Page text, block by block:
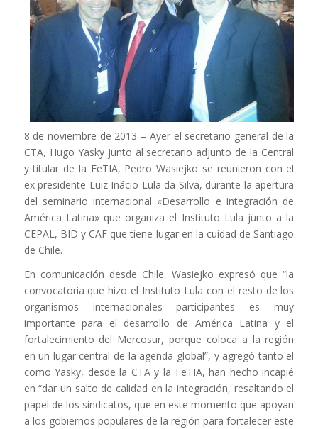
8 de noviembre de 2013 – Ayer el secretario general de la
CTA, Hugo Yasky junto al secretario adjunto de la Central
y titular de la FeTIA, Pedro Wasiejko se reunieron con el
ex presidente Luiz Inácio Lula da Silva, durante la apertura
del seminario internacional «Desarrollo e integración de
América Latina» que organiza el Instituto Lula junto a la
CEPAL, BID y CAF que tiene lugar en la cuidad de Santiago
de Chile.
En comunicación desde Chile, Wasiejko expresó que “la
convocatoria que hizo el Instituto Lula con el resto de los
organismos internacionales participantes es muy
importante para el desarrollo de América Latina y el
fortalecimiento del Mercosur, porque coloca a la región
en un lugar central de la agenda global”, y agregó tanto el
como Yasky, desde la CTA y la FeTIA, han hecho incapié
en “dar un salto de calidad en la integración, resaltando el
papel de los sindicatos, que en este momento que apoyan
a los gobiernos populares de la región para fortalecer este